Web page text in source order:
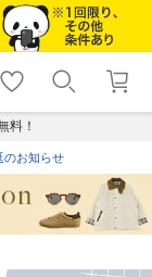
shopping_cart lock_outline
ログイン
料！
のお知らせ